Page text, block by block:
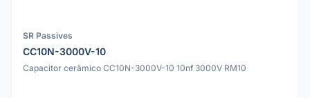
SR Passives
CC10N-3000V-10
Capacitor cerâmico CC10N-3000V-10 10nf 3000V RM10